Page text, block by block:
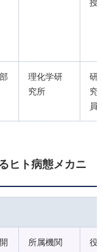
授
理化学研
究所
研
究
員
ヒト病態メカニ
所属機関 役